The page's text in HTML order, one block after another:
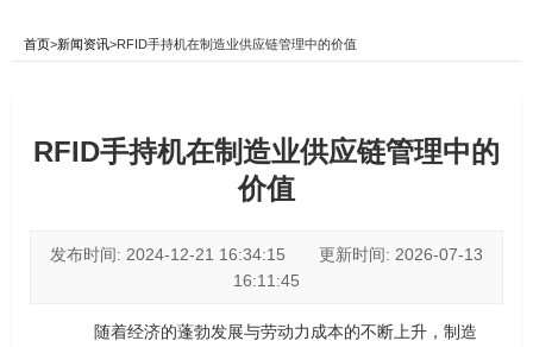
首页>新闻资讯>RFID手持机在制造业供应链管理中的价值
RFID手持机在制造业供应链管理中的
价值
发布时间: 2024-12-21 16:34:15 更新时间: 2026-07-13
16:11:45
随着经济的蓬勃发展与劳动力成本的不断上升，制造